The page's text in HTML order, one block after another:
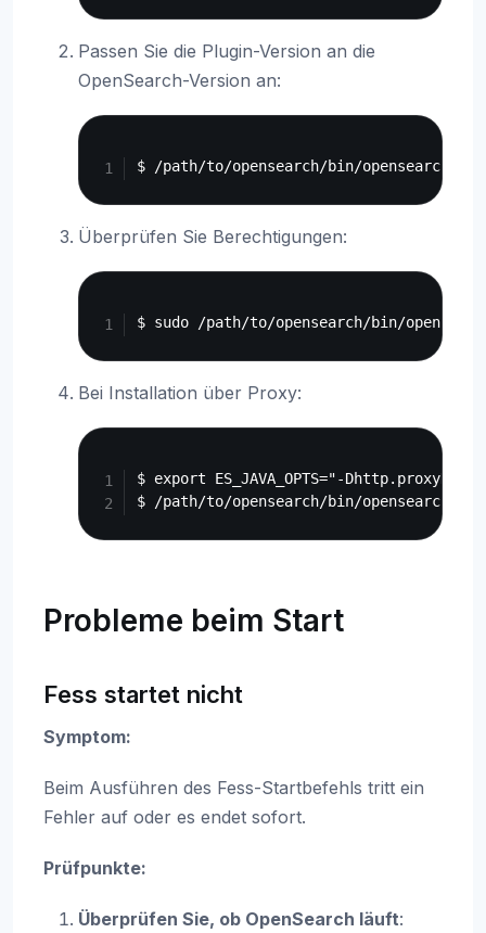
Passen Sie die Plugin-Version an die
OpenSearch-Version an:
Überprüfen Sie Berechtigungen:
Bei Installation über Proxy:
$ export ES_JAVA_OPTS="-
Probleme beim Start
Fess startet nicht
Symptom:
Beim Ausführen des Fess-Startbefehls tritt ein
Fehler auf oder es endet sofort.
Prüfpunkte:
Überprüfen Sie, ob OpenSearch läuft: